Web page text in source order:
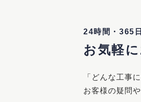
24時間・365
お気軽
「どんな工事
お客様の疑問